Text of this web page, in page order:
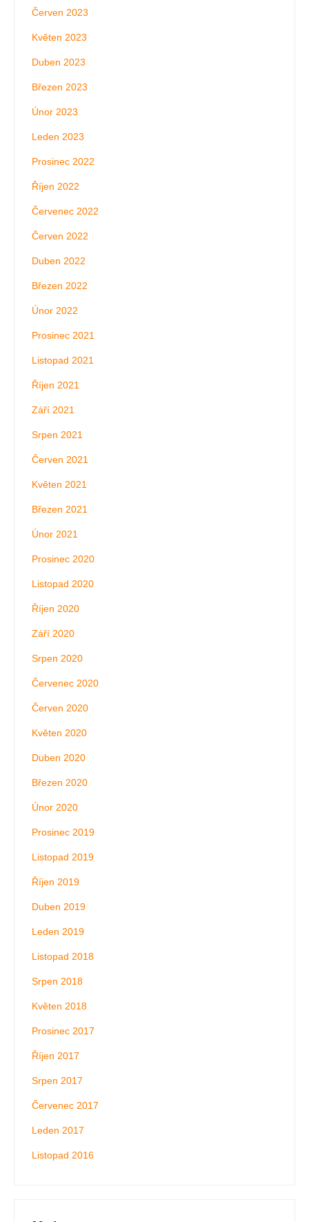
Červen 2023
Květen 2023
Duben 2023
Březen 2023
Únor 2023
Leden 2023
Prosinec 2022
Říjen 2022
Červenec 2022
Červen 2022
Duben 2022
Březen 2022
Únor 2022
Prosinec 2021
Listopad 2021
Říjen 2021
Září 2021
Srpen 2021
Červen 2021
Květen 2021
Březen 2021
Únor 2021
Prosinec 2020
Listopad 2020
Říjen 2020
Září 2020
Srpen 2020
Červenec 2020
Červen 2020
Květen 2020
Duben 2020
Březen 2020
Únor 2020
Prosinec 2019
Listopad 2019
Říjen 2019
Duben 2019
Leden 2019
Listopad 2018
Srpen 2018
Květen 2018
Prosinec 2017
Říjen 2017
Srpen 2017
Červenec 2017
Leden 2017
Listopad 2016